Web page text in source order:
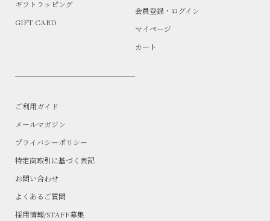
ギフトラッピング
GIFT CARD
会員登録・ログイン
マイページ
カート
ご利用ガイド
メールマガジン
プライバシーポリシー
特定商取引に基づく表記
お問い合わせ
よくあるご質問
採用情報/STAFF募集